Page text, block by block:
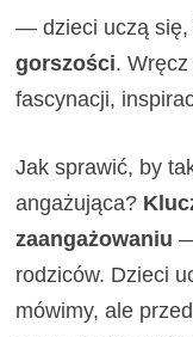
— dzieci uczą się,
gorszości.
fascynacji,
Jak sprawić, by
angażująca?
zaangażowaniu
rodziców. Dzieci
mówimy, ale